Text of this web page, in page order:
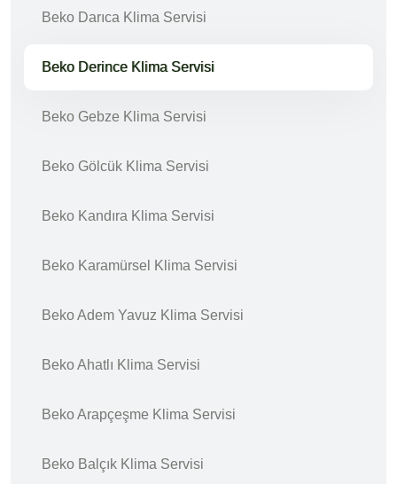
Beko Darıca Klima Servisi
Beko Derince Klima Servisi
Beko Gebze Klima Servisi
Beko Gölcük Klima Servisi
Beko Kandıra Klima Servisi
Beko Karamürsel Klima Servisi
Beko Adem Yavuz Klima Servisi
Beko Ahatlı Klima Servisi
Beko Arapçeşme Klima Servisi
Beko Balçık Klima Servisi